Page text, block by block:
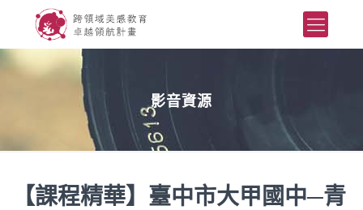
影音資源
【課程精華】臺中市大甲國中─青